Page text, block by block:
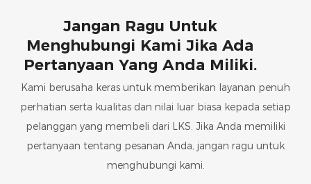
Jangan Ragu Untuk
Menghubungi Kami Jika Ada
Pertanyaan Yang Anda Miliki.
Kami berusaha keras untuk memberikan layanan penuh
perhatian serta kualitas dan nilai luar biasa kepada setiap
pelanggan yang membeli dari LKS. Jika Anda memiliki
pertanyaan tentang pesanan Anda, jangan ragu untuk
menghubungi kami.